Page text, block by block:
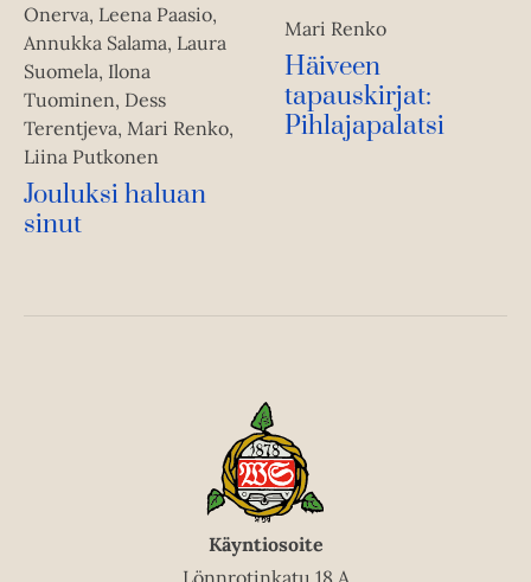
Onerva, Leena Paasio,
Annukka Salama, Laura
Suomela, Ilona
Tuominen, Dess
Terentjeva, Mari Renko,
Liina Putkonen
Jouluksi haluan
sinut
Mari Renko
Häiveen
tapauskirjat:
Pihlajapalatsi
Käyntiosoite